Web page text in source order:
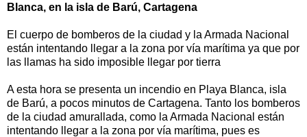
Blanca, en la isla de Barú, Cartagena
El cuerpo de bomberos de la ciudad y la Armada Nacional
están intentando llegar a la zona por vía marítima ya que por
las llamas ha sido imposible llegar por tierra
A esta hora se presenta un incendio en Playa Blanca, isla
de Barú, a pocos minutos de Cartagena. Tanto los bomberos
de la ciudad amurallada, como la Armada Nacional están
intentando llegar a la zona por vía marítima, pues es